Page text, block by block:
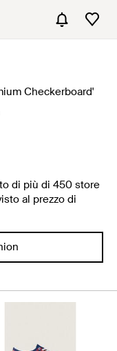
Checkerboard'
di più di 450 store
al prezzo di